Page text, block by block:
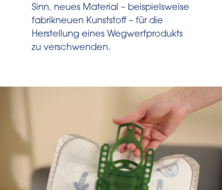
Sinn, neues Material – beispielsweise
fabrikneuen Kunststoff – für die
Herstellung eines Wegwerfprodukts
zu verschwenden.